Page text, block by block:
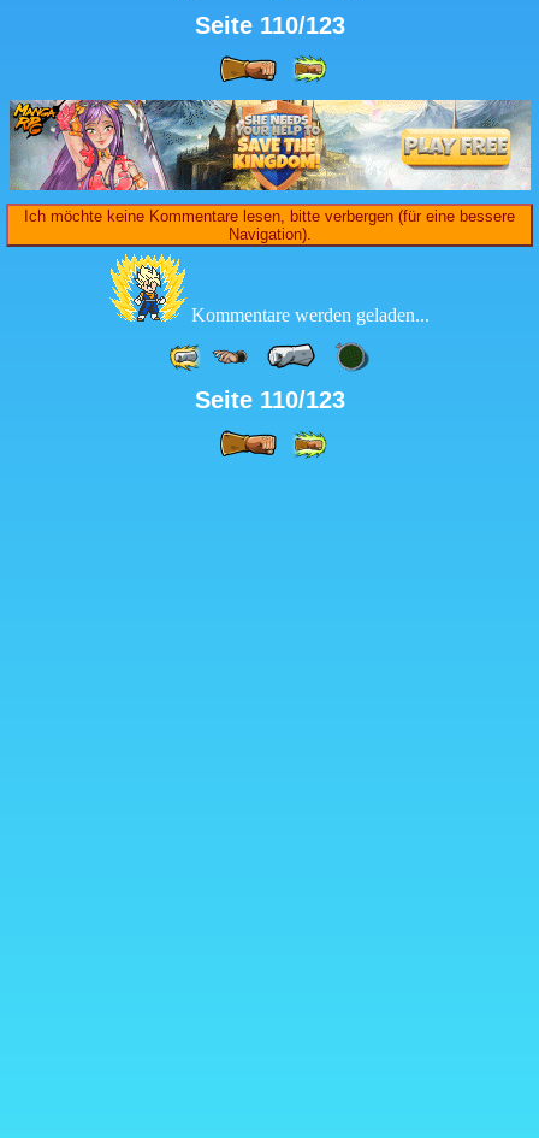
Seite 110/123
Ich möchte keine Kommentare lesen, bitte verbergen (für eine bessere
Navigation).
Kommentare werden geladen...
Seite 110/123